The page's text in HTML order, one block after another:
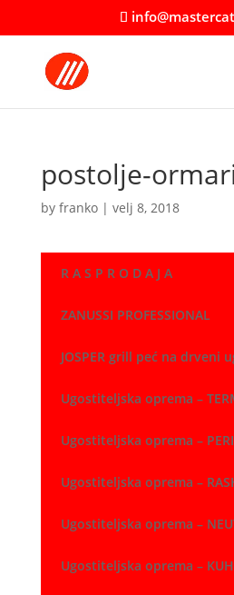
postolje-
by franko| velj 8, 2018
R A S P R O D A J A
ZANUSSI PROFESSIONAL
JOSPER grill peć na drveni
Ugostiteljska oprema –
Ugostiteljska oprema –
Ugostiteljska oprema –
Ugostiteljska oprema –
Ugostiteljska oprema –